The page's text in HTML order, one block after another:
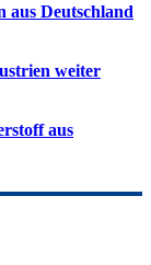
aus Deutschland
weiter
aus